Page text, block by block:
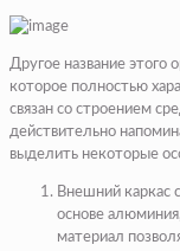
Другое название этого
которое полностью
связан со строением
действительно
выделить некоторые
Внешний каркас
основе
материал